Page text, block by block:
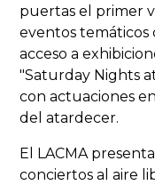
puertas el primer
eventos temáticos
acceso a
"Saturday Nights
con actuaciones
del atardecer.
El LACMA
conciertos al aire